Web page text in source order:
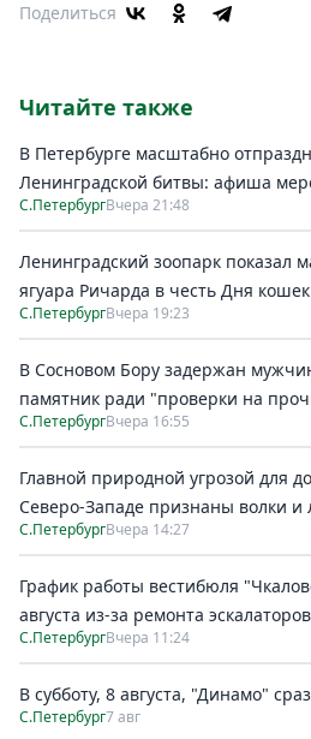
Поделиться
Читайте также
В Петербурге масштабно
Ленинградской битвы: афиша
С.ПетербургВчера 21:48
Ленинградский зоопарк показал
ягуара Ричарда в честь Дня кошек
С.ПетербургВчера 19:23
В Сосновом Бору задержан
памятник ради "проверки на
С.ПетербургВчера 16:55
Главной природной угрозой для
Северо-Западе признаны волки и
С.ПетербургВчера 14:27
График работы вестибюля
августа из-за ремонта эскалаторов
С.ПетербургВчера 11:24
В субботу, 8 августа, "Динамо"
С.Петербург7 авг